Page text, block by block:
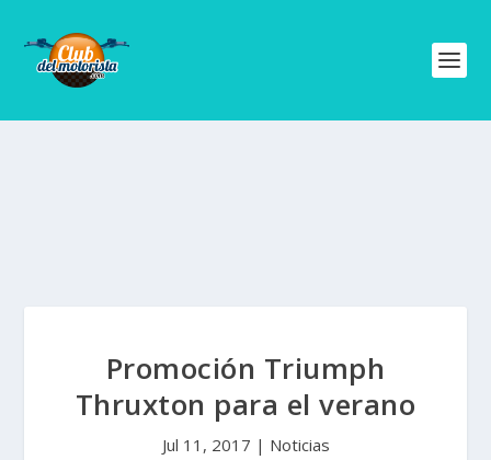
Promoción Triumph
Thruxton para el verano
Jul 11, 2017 | Noticias